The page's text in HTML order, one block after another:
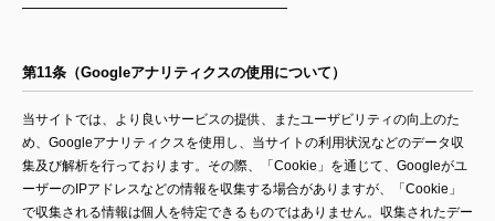
━━━━━━━━━━━━━━━━━━━━
第11条（Googleアナリティクスの使用について）
当サイトでは、より良いサービスの提供、またユーザビリティの向上のた
め、Googleアナリティクスを使用し、当サイトの利用状況などのデータ収
集及び解析を行っております。その際、「Cookie」を通じて、Googleがユ
ーザーのIPアドレスなどの情報を収集する場合がありますが、「Cookie」
で収集される情報は個人を特定できるものではありません。収集されたデー